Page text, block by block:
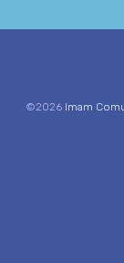
©2026 Imam